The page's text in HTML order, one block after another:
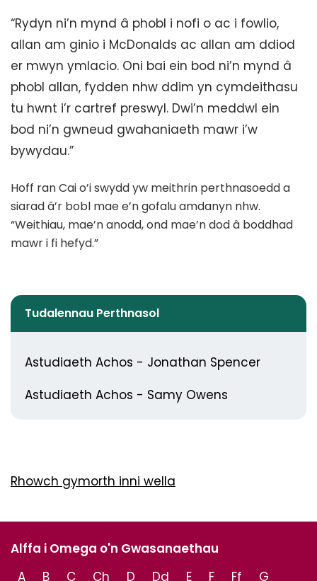
“Rydyn ni’n mynd â phobl i nofi o ac i fowlio,
allan am ginio i McDonalds ac allan am ddiod
er mwyn ymlacio. Oni bai ein bod ni’n mynd â
phobl allan, fydden nhw ddim yn cymdeithasu
tu hwnt i’r cartref preswyl. Dwi’n meddwl ein
bod ni’n gwneud gwahaniaeth mawr i’w
bywydau.”
Hoff ran Cai o’i swydd yw meithrin perthnasoedd a
siarad â’r bobl mae e’n gofalu amdanyn nhw.
“Weithiau, mae’n anodd, ond mae’n dod â boddhad
mawr i fi hefyd.”
Tudalennau Perthnasol
Astudiaeth Achos - Jonathan Spencer
Astudiaeth Achos - Samy Owens
Rhowch gymorth inni wella
Alffa i Omega o'n Gwasanaethau
A
B C Ch D Dd E F Ff
G